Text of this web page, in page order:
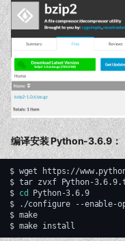
编译安装 Python-3.6.9：
$ wget
https://
$ tar zvxf Python-
$ cd
Python-3.6.9
$
./configure --enable-
$ make
$ make